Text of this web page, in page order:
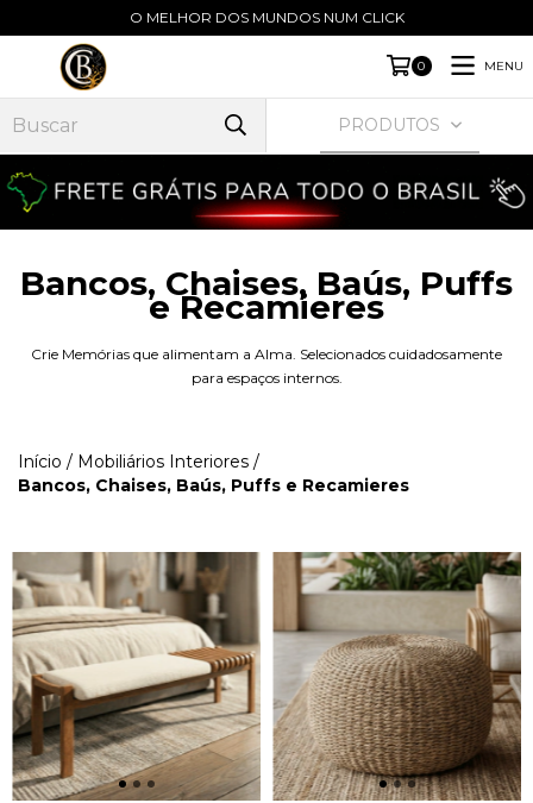
O MELHOR DOS MUNDOS NUM CLICK
0 MENU
PRODUTOS
Bancos, Chaises, Baús, Puffs
e Recamieres
Crie Memórias que alimentam a Alma. Selecionados cuidadosamente
para espaços internos.
Início / Mobiliários Interiores /
Bancos, Chaises, Baús, Puffs e Recamieres